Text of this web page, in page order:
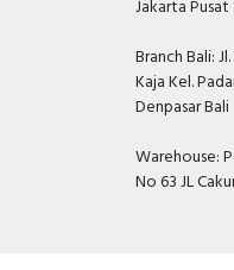
Jakarta Pusat
Branch Bali:
Kaja Kel.
Denpasar Bali
Warehouse:
No 63 JL